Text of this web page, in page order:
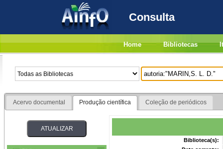
Consulta
Home Bibliotecas
Acervo documental Produção científica Coleção de periódicos
Biblioteca(s):